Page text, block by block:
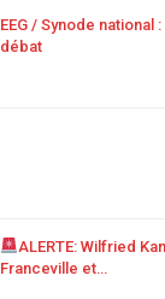
EEG / Synode national
débat
ALERTE: Wilfried
Franceville et…